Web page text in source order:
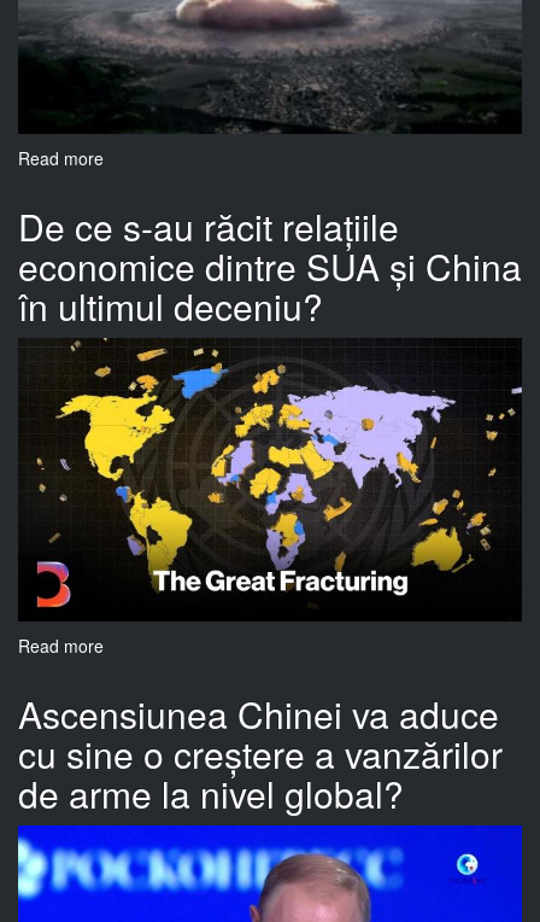
Read more
face
vaccin
aprobat
pe
baza
studiului
de
caz
unui
singur
pacient?
De ce s-au răcit relațiile
economice dintre SUA și China
în ultimul deceniu?
Read more
s-
răcit
relațiile
economice
SUA
și
Ascensiunea Chinei va aduce
cu sine o creștere a vanzărilor
de arme la nivel global?